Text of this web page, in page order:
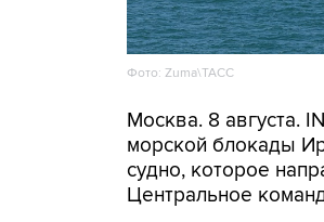
Фото: Zuma\ТАСС
Москва. 8 августа.
морской блокады
судно, которое
Центральное